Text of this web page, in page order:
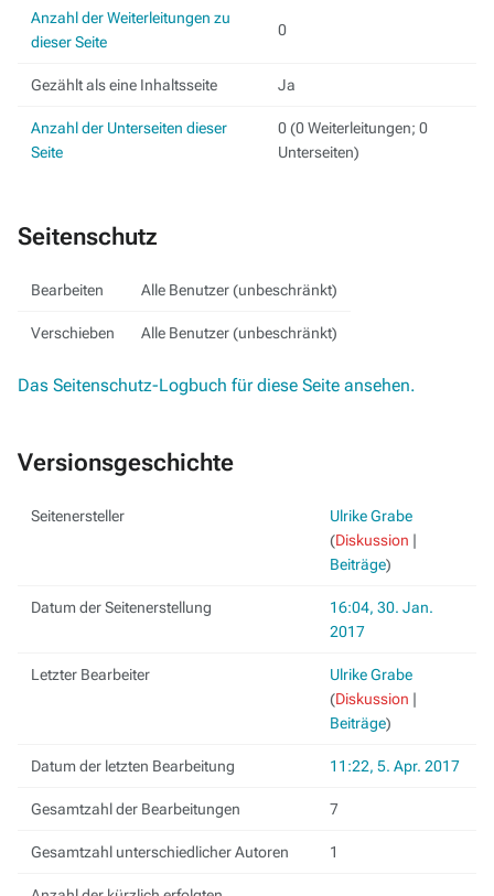
Anzahl der Weiterleitungen zu
dieser Seite
0
Gezählt als eine Inhaltsseite Ja
Anzahl der Unterseiten dieser
Seite
0 (0 Weiterleitungen; 0
Unterseiten)
Seitenschutz
Bearbeiten Alle Benutzer (unbeschränkt)
Verschieben Alle Benutzer (unbeschränkt)
Das Seitenschutz-Logbuch für diese Seite ansehen.
Versionsgeschichte
Seitenersteller
Ulrike Grabe
(Diskussion |
Beiträge)
Datum der Seitenerstellung
16:04, 30. Jan.
2017
Letzter Bearbeiter
Ulrike Grabe
(Diskussion |
Beiträge)
Datum der letzten Bearbeitung 11:22, 5. Apr. 2017
Gesamtzahl der Bearbeitungen 7
Gesamtzahl unterschiedlicher Autoren 1